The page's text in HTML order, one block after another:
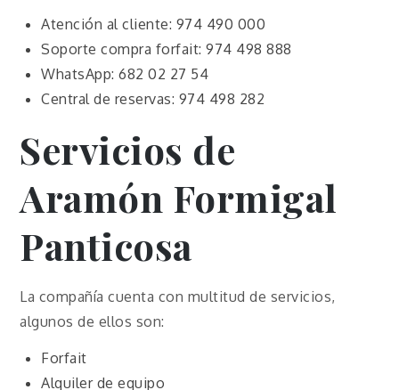
Atención al cliente: 974 490 000
Soporte compra forfait: 974 498 888
WhatsApp: 682 02 27 54
Central de reservas: 974 498 282
Servicios de
Aramón Formigal
Panticosa
La compañía cuenta con multitud de servicios,
algunos de ellos son:
Forfait
Alquiler de equipo